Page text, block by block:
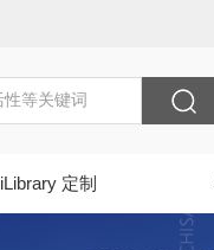
iLibrary 定制